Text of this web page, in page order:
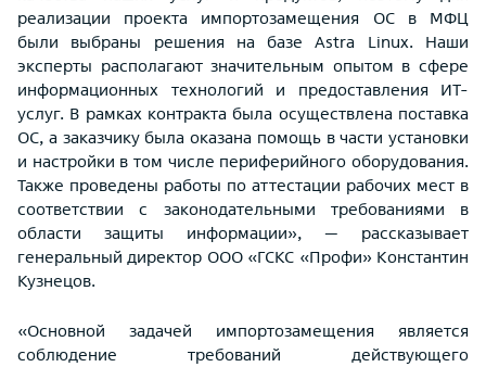
реализации проекта импортозамещения ОС в МФЦ
были выбраны решения на базе Astra Linux. Наши
эксперты располагают значительным опытом в сфере
информационных технологий и предоставления ИТ-
услуг. В рамках контракта была осуществлена поставка
ОС, а заказчику была оказана помощь в части установки
и настройки в том числе периферийного оборудования.
Также проведены работы по аттестации рабочих мест в
соответствии с законодательными требованиями в
области защиты информации», — рассказывает
генеральный директор ООО «ГСКС «Профи» Константин
Кузнецов.
«Основной задачей импортозамещения является
соблюдение требований действующего